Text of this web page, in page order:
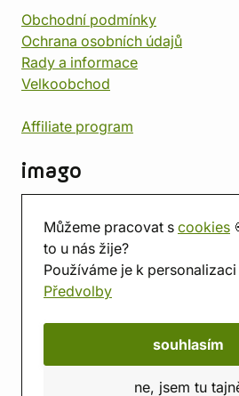
Můžeme pracovat s cookies
to u nás žije?
Používáme je k
Předvolby
souhlasím
ne, jsem tu
Obchodní podmínky
Ochrana osobních údajů
Rady a informace
Velkoobchod
Affiliate program
imago
Prodejna
Herna
O nás
Hodnocení obchodu